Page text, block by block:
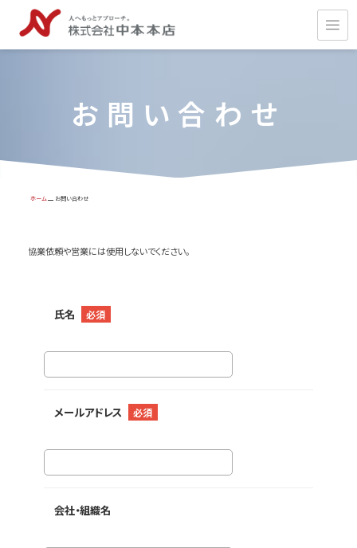
お問い合わせ
ホーム お問い合わせ
協業依頼や営業には使用しないでください。
氏名 必須
メールアドレス 必須
会社・組織名